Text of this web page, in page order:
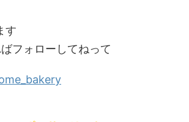
す
フォローしてねって